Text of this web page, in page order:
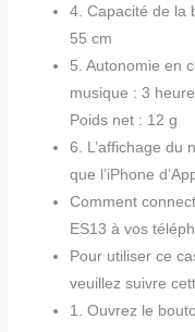
4. Capacité de la
55 cm
5. Autonomie en
musique : 3
Poids net : 12 g
6. L’affichage du
que l’iPhone
Comment
ES13 à vos
Pour utiliser ce
veuillez suivre
1. Ouvrez le